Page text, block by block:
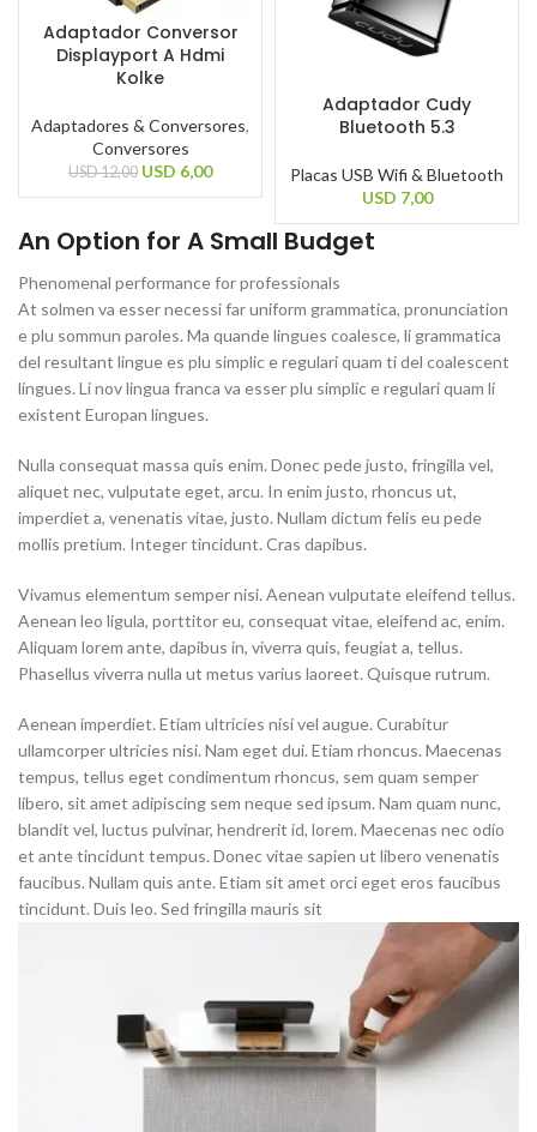
Adaptador Conversor
Displayport A Hdmi
Kolke
Adaptadores & Conversores,
Conversores
USD12,00 USD 6,00
Adaptador Cudy
Bluetooth 5.3
Placas USB Wifi & Bluetooth
USD 7,00
An Option for A Small Budget
Phenomenal performance for professionals
At solmen va esser necessi far uniform grammatica, pronunciation
e plu sommun paroles. Ma quande lingues coalesce, li grammatica
del resultant lingue es plu simplic e regulari quam ti del coalescent
lingues. Li nov lingua franca va esser plu simplic e regulari quam li
existent Europan lingues.
Nulla consequat massa quis enim. Donec pede justo, fringilla vel,
aliquet nec, vulputate eget, arcu. In enim justo, rhoncus ut,
imperdiet a, venenatis vitae, justo. Nullam dictum felis eu pede
mollis pretium. Integer tincidunt. Cras dapibus.
Vivamus elementum semper nisi. Aenean vulputate eleifend tellus.
Aenean leo ligula, porttitor eu, consequat vitae, eleifend ac, enim.
Aliquam lorem ante, dapibus in, viverra quis, feugiat a, tellus.
Phasellus viverra nulla ut metus varius laoreet. Quisque rutrum.
Aenean imperdiet. Etiam ultricies nisi vel augue. Curabitur
ullamcorper ultricies nisi. Nam eget dui. Etiam rhoncus. Maecenas
tempus, tellus eget condimentum rhoncus, sem quam semper
libero, sit amet adipiscing sem neque sed ipsum. Nam quam nunc,
blandit vel, luctus pulvinar, hendrerit id, lorem. Maecenas nec odio
et ante tincidunt tempus. Donec vitae sapien ut libero venenatis
faucibus. Nullam quis ante. Etiam sit amet orci eget eros faucibus
tincidunt. Duis leo. Sed fringilla mauris sit